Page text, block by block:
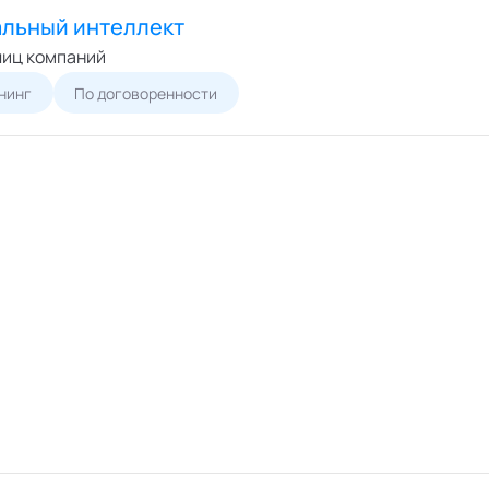
интеллект
компаний
По договоренности